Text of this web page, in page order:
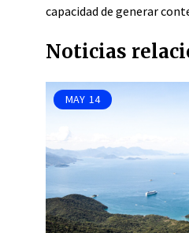
capacidad de generar
Noticias
MAY 14